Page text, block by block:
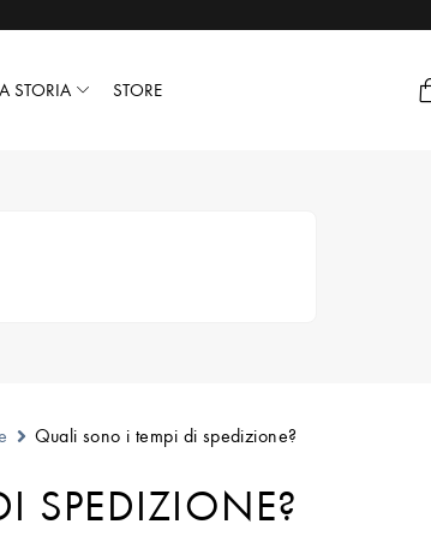
STORIA STORE
Quali sono i tempi di spedizione?
SPEDIZIONE?